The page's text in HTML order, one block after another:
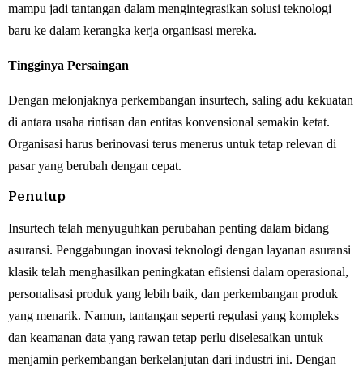
mampu jadi tantangan dalam mengintegrasikan solusi teknologi
baru ke dalam kerangka kerja organisasi mereka.
Tingginya Persaingan
Dengan melonjaknya perkembangan insurtech, saling adu kekuatan
di antara usaha rintisan dan entitas konvensional semakin ketat.
Organisasi harus berinovasi terus menerus untuk tetap relevan di
pasar yang berubah dengan cepat.
Penutup
Insurtech telah menyuguhkan perubahan penting dalam bidang
asuransi. Penggabungan inovasi teknologi dengan layanan asuransi
klasik telah menghasilkan peningkatan efisiensi dalam operasional,
personalisasi produk yang lebih baik, dan perkembangan produk
yang menarik. Namun, tantangan seperti regulasi yang kompleks
dan keamanan data yang rawan tetap perlu diselesaikan untuk
menjamin perkembangan berkelanjutan dari industri ini. Dengan